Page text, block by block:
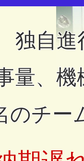
独自進
量、
のチー